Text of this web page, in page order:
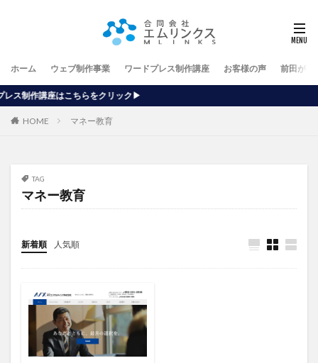
ホーム ウェブ制作事業 ワードプレス制作講座 お客様の声 前田が行
をクリック▶
HOME マネー教育
TAG
マネー教育
新着順 人気順